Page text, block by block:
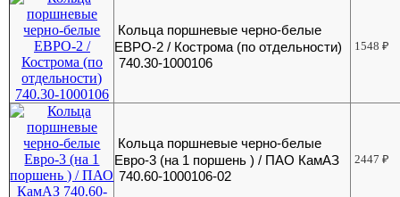
Кольца поршневые черно-белые
ЕВРО-2 / Кострома (по отдельности)
740.30-1000106
1548₽
Кольца поршневые черно-белые
Евро-3 (на 1 поршень ) / ПАО КамАЗ
740.60-1000106-02
2447₽